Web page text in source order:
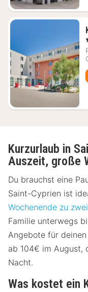
,
Kurzurlaub in
Auszeit, große
Du brauchst eine
Saint-Cyprien ist
Wochenende zu
Familie unterwegs
Angebote für
ab 104€ im
Nacht.
Was kostet ein